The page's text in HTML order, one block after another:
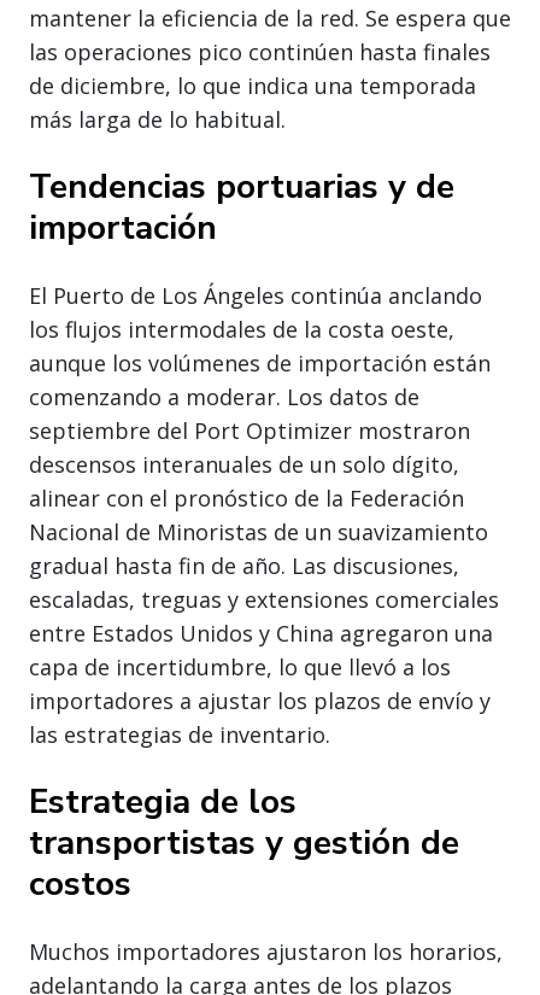
mantener la eficiencia de la red. Se espera que
las operaciones pico continúen hasta finales
de diciembre, lo que indica una temporada
más larga de lo habitual.
Tendencias portuarias y de
importación
El Puerto de Los Ángeles continúa anclando
los flujos intermodales de la costa oeste,
aunque los volúmenes de importación están
comenzando a moderar. Los datos de
septiembre del Port Optimizer mostraron
descensos interanuales de un solo dígito,
alinear con el pronóstico de la Federación
Nacional de Minoristas de un suavizamiento
gradual hasta fin de año. Las discusiones,
escaladas, treguas y extensiones comerciales
entre Estados Unidos y China agregaron una
capa de incertidumbre, lo que llevó a los
importadores a ajustar los plazos de envío y
las estrategias de inventario.
Estrategia de los
transportistas y gestión de
costos
Muchos importadores ajustaron los horarios,
adelantando la carga antes de los plazos